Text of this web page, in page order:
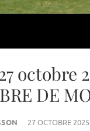
octobre
DE
27 OCTOBRE 2025